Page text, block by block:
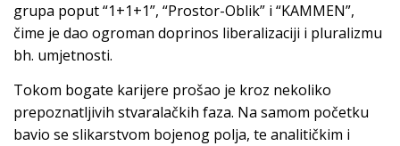
grupa poput “1+1+1”, “Prostor-Oblik” i “KAMMEN”,
čime je dao ogroman doprinos liberalizaciji i pluralizmu
bh. umjetnosti.
Tokom bogate karijere prošao je kroz nekoliko
prepoznatljivih stvaralačkih faza. Na samom početku
bavio se slikarstvom bojenog polja, te analitičkim i